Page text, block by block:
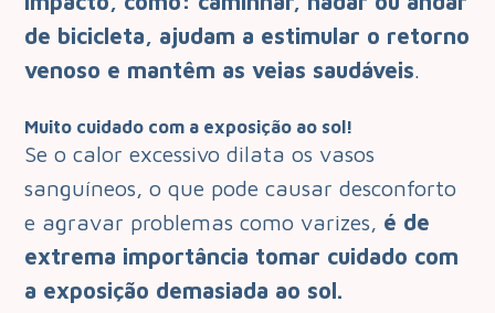
de bicicleta, ajudam a estimular o retorno
venoso e mantêm as veias saudáveis.
Muito cuidado com a exposição ao sol!
Se o calor excessivo dilata os vasos
sanguíneos, o que pode causar desconforto
e agravar problemas como varizes, é de
extrema importância tomar cuidado com
a exposição demasiada ao sol.